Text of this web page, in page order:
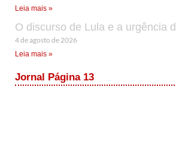
Leia mais »
O discurso de Lula e a urgência
4 de agosto de 2026
Leia mais »
Jornal Página 13